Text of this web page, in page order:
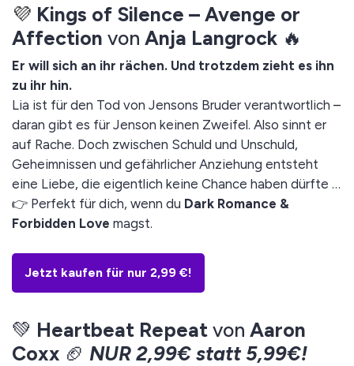
💜 Kings of Silence – Avenge or
Affection von Anja Langrock 🔥
Er will sich an ihr rächen. Und trotzdem zieht es ihn
zu ihr hin.
Lia ist für den Tod von Jensons Bruder verantwortlich –
daran gibt es für Jenson keinen Zweifel. Also sinnt er
auf Rache. Doch zwischen Schuld und Unschuld,
Geheimnissen und gefährlicher Anziehung entsteht
eine Liebe, die eigentlich keine Chance haben dürfte …
👉 Perfekt für dich, wenn du Dark Romance &
Forbidden Love magst.
Jetzt kaufen für nur 2,99 €!
💚 Heartbeat Repeat von Aaron
Coxx 🏈 NUR 2,99€ statt 5,99€!